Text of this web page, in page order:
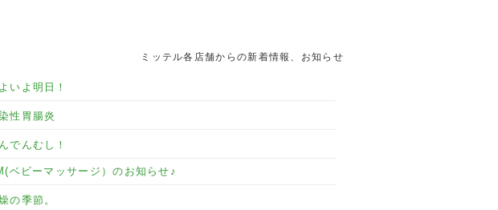
ミッテル各店舗からの新着情報、お知らせ
いよ明日！
性胃腸炎
でんむし！
ベビーマッサージ）のお知らせ♪
の季節。